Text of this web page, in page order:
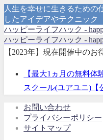
人生を幸せに生きるための
したアイデアやテクニック
ハッピーライフハック -
ハッピーライフハック -
【2023年】現在開催中の
【最大1ヵ月の無料
スクール(ユアユニ)【
お問い合わせ
プライバシーポリシー
サイトマップ